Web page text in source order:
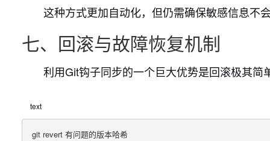
这种方式更加自动化，但仍需确保敏感信息不
七、回滚与故障恢复机制
利用Git钩子同步的一个巨大优势是回滚极其
text
git revert 有问题的版本哈希